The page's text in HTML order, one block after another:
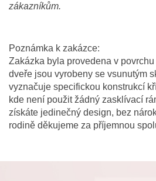
zákazníkům.
Poznámka k zakázce:
Zakázka byla provedena v
dveře jsou vyrobeny se vsunutým
vyznačuje specifickou konstrukcí
kde není použit žádný zasklívací
získáte jedinečný design, bez
rodině děkujeme za příjemnou